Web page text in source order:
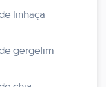
linhaça
gergelim